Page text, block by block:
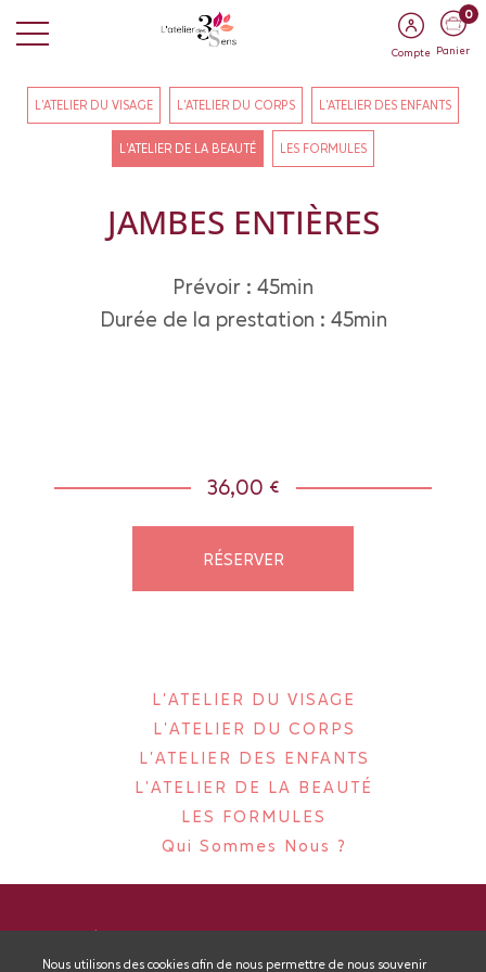
Nous utilisons des cookies afin de nous permettre de nous souvenir
Compte
0
Panier
L'ATELIER DU VISAGE L'ATELIER DU CORPS L'ATELIER DES ENFANTS
L'ATELIER DE LA BEAUTÉ LES FORMULES
JAMBES ENTIÈRES
Prévoir : 45min
Durée de la prestation : 45min
RÉSERVER
36,00 €
L'ATELIER DU VISAGE
L'ATELIER DU CORPS
L'ATELIER DES ENFANTS
L'ATELIER DE LA BEAUTÉ
LES FORMULES
Qui Sommes Nous ?
ANNULER MA COMMANDE